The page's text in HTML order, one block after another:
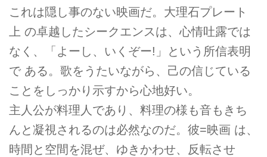
これは隠し事のない映画だ。大理石プレート
上 の卓越したシークエンスは、心情吐露では
なく、「よーし、いくぞー!」という所信表明
で ある。歌をうたいながら、己の信じている
ことをしっかり示すから心地好い。
主人公が料理人であり、料理の様も音もきち
んと凝視されるのは必然なのだ。彼=映画 は、
時間と空間を混ぜ、ゆきかわせ、反転させ